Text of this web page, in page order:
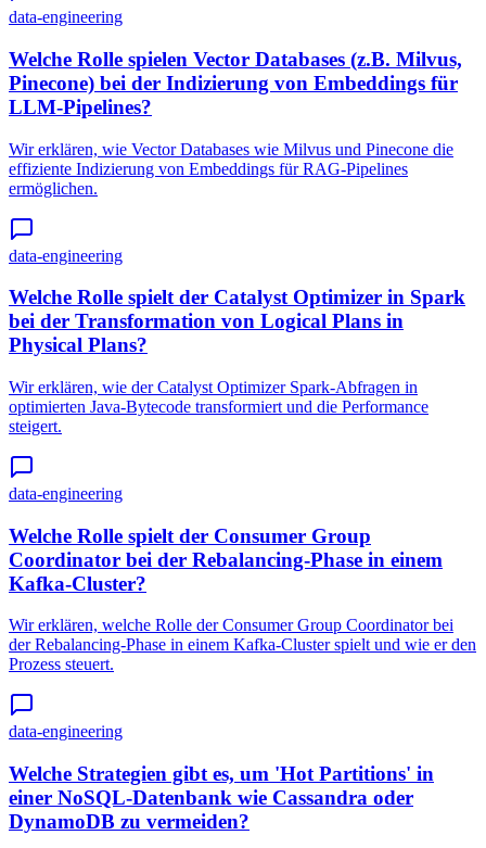
data-engineering
Welche Rolle spielen Vector Databases (z.B. Milvus,
Pinecone) bei der Indizierung von Embeddings für
LLM-Pipelines?
Wir erklären, wie Vector Databases wie Milvus und Pinecone die
effiziente Indizierung von Embeddings für RAG-Pipelines
ermöglichen.
data-engineering
Welche Rolle spielt der Catalyst Optimizer in Spark
bei der Transformation von Logical Plans in
Physical Plans?
Wir erklären, wie der Catalyst Optimizer Spark-Abfragen in
optimierten Java-Bytecode transformiert und die Performance
steigert.
data-engineering
Welche Rolle spielt der Consumer Group
Coordinator bei der Rebalancing-Phase in einem
Kafka-Cluster?
Wir erklären, welche Rolle der Consumer Group Coordinator bei
der Rebalancing-Phase in einem Kafka-Cluster spielt und wie er den
Prozess steuert.
data-engineering
Welche Strategien gibt es, um 'Hot Partitions' in
einer NoSQL-Datenbank wie Cassandra oder
DynamoDB zu vermeiden?